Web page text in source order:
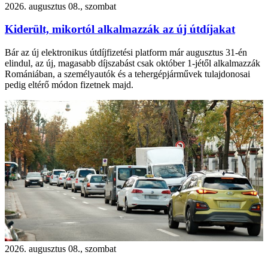
2026. augusztus 08., szombat
Kiderült, mikortól alkalmazzák az új útdíjakat
Bár az új elektronikus útdíjfizetési platform már augusztus 31-én
elindul, az új, magasabb díjszabást csak október 1-jétől alkalmazzák
Romániában, a személyautók és a tehergépjárművek tulajdonosai
pedig eltérő módon fizetnek majd.
2026. augusztus 08., szombat